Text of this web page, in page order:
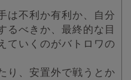
は不利か有利か、自分
るべきか、最終的な目
ていくのがバトロワの
り、安置外で戦うとか